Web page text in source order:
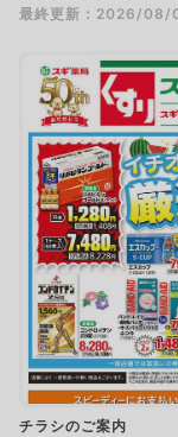
最終更新：2026/08/
チラシのご案内